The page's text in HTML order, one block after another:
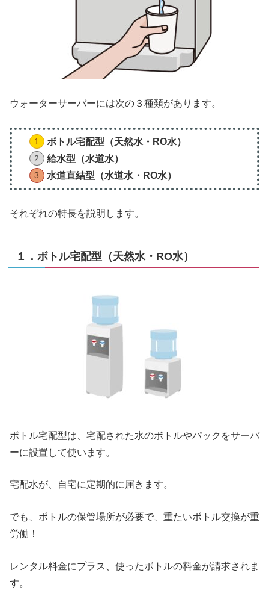
ウォーターサーバーには次の３種類があります。
ボトル宅配型（天然水・RO水）
給水型（水道水）
水道直結型（水道水・RO水）
それぞれの特長を説明します。
１．ボトル宅配型（天然水・RO水）
ボトル宅配型は、宅配された水のボトルやパックをサーバ
ーに設置して使います。
宅配水が、自宅に定期的に届きます。
でも、ボトルの保管場所が必要で、重たいボトル交換が重
労働！
レンタル料金にプラス、使ったボトルの料金が請求されま
す。